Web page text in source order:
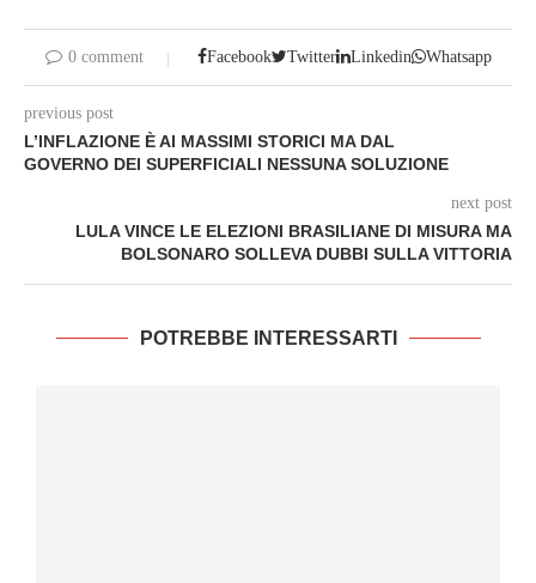
0 comment Facebook Twitter Linkedin Whatsapp
previous post
L’INFLAZIONE È AI MASSIMI STORICI MA DAL
GOVERNO DEI SUPERFICIALI NESSUNA SOLUZIONE
next post
LULA VINCE LE ELEZIONI BRASILIANE DI MISURA MA
BOLSONARO SOLLEVA DUBBI SULLA VITTORIA
POTREBBE INTERESSARTI